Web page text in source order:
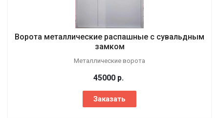
Ворота металлические распашные с сувальдным
замком
Металлические ворота
45000 р.
Заказать